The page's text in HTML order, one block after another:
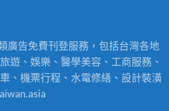
廣告免費刊登服務，包括台灣各地
遊、娛樂、醫學美容、工商服務、
、機票行程、水電修繕、設計裝潢